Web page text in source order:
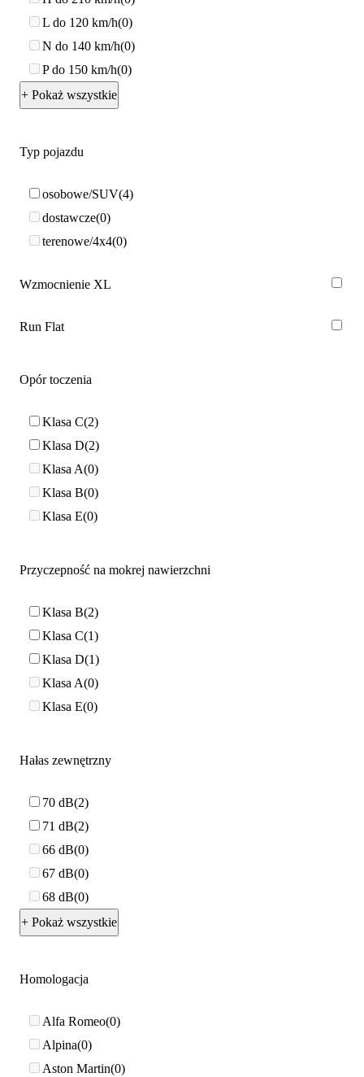
L do 120 km/h 0
N do 140 km/h 0
P do 150 km/h 0
+ Pokaż wszystkie
Typ pojazdu
osobowe/SUV 4
dostawcze 0
terenowe/4x4 0
Wzmocnienie XL
Run Flat
Opór toczenia
Klasa C 2
Klasa D 2
Klasa A 0
Klasa B 0
Klasa E 0
Przyczepność na mokrej nawierzchni
Klasa B 2
Klasa C 1
Klasa D 1
Klasa A 0
Klasa E 0
Hałas zewnętrzny
70 dB 2
71 dB 2
66 dB 0
67 dB 0
68 dB 0
+ Pokaż wszystkie
Homologacja
Alfa Romeo 0
Alpina 0
Aston Martin 0